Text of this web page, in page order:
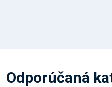
Odporúčaná